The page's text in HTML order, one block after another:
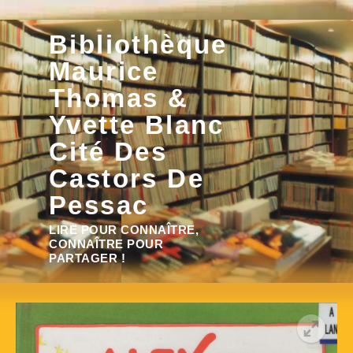
Aller
au
contenuBibliothèque
Maurice
Thomas &
Yvette Blanc
Cité Des
Castors De
Pessac
LIRE POUR CONNAÎTRE,
CONNAÎTRE POUR
PARTAGER !
Rechercher :